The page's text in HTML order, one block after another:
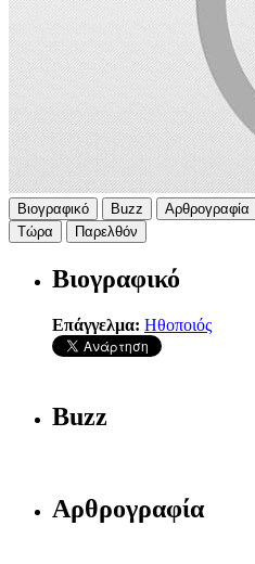
Βιογραφικό Buzz Αρθρογραφία
Τώρα
Παρελθόν
Βιογραφικό
Επάγγελμα: Ηθοποιός
Buzz
Αρθρογραφία